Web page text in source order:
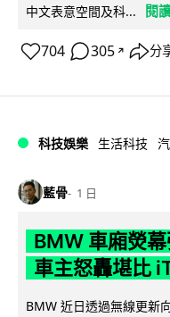
中文表意空間及科...
閱
704 305 ↗ 分
科技娛樂 生活科技
藍骨 1 日
BMW 車廂熒
車主怒轟堪比
BMW 近日透過無線更新